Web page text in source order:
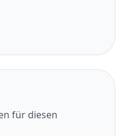
für diesen